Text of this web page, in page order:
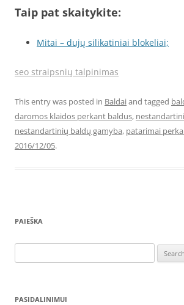
Taip pat skaitykite:
Mitai – dujų silikatiniai blokeliai;
seo straipsnių talpinimas
This entry was posted in Baldaiand tagged
daromos klaidos perkant baldus,
nestandartinių baldų gamyba, patarimai
2016/12/05.
PAIEŠKA
for:
PASIDALINIMUI